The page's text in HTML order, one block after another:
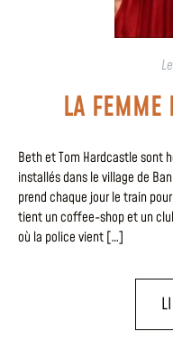
Le
LA FEMME
Beth et Tom Hardcastle sont
installés dans le village de
prend chaque jour le train
tient un coffee-shop et un
où la police vient […]